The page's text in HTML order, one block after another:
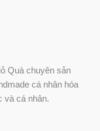
Quà chuyên sản
cá nhân hóa
và cá nhân.